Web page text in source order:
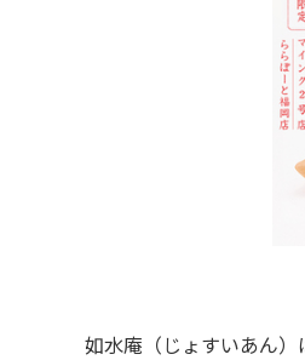
如水庵（じょすいあん）